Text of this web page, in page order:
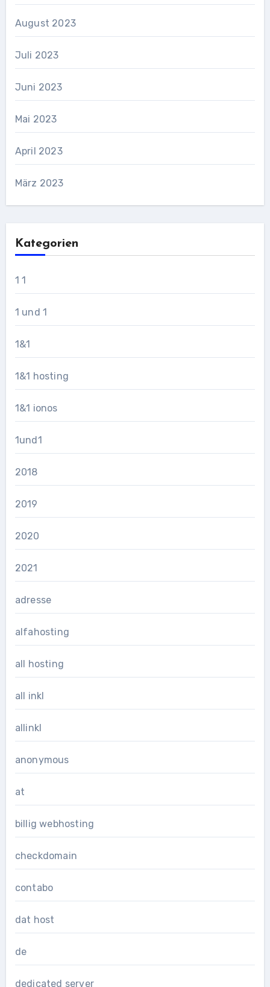
August 2023
Juli 2023
Juni 2023
Mai 2023
April 2023
März 2023
Kategorien
1 1
1 und 1
1&1
1&1 hosting
1&1 ionos
1und1
2018
2019
2020
2021
adresse
alfahosting
all hosting
all inkl
allinkl
anonymous
at
billig webhosting
checkdomain
contabo
dat host
de
dedicated server